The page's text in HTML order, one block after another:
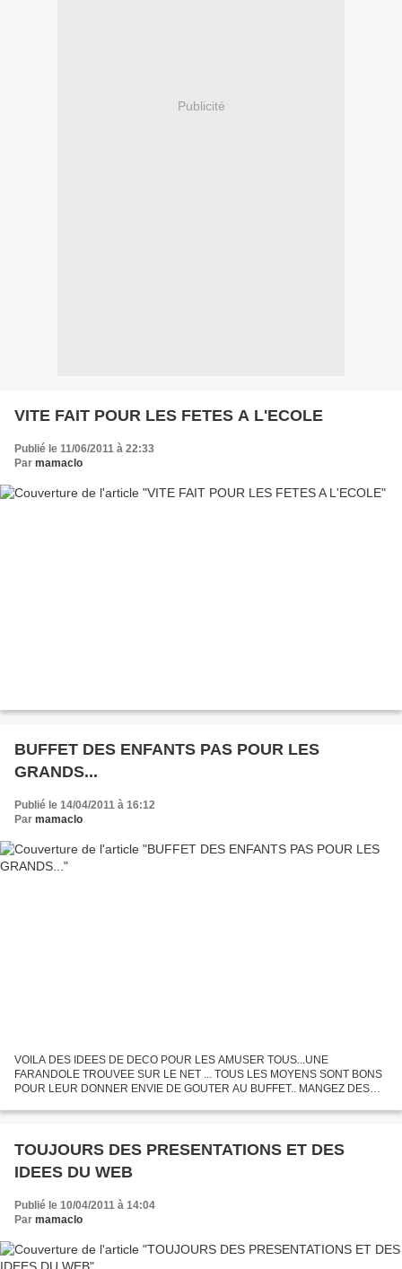
Publicité
VITE FAIT POUR LES FETES A L'ECOLE
Publié le 11/06/2011 à 22:33
Par mamaclo
BUFFET DES ENFANTS PAS POUR LES
GRANDS...
Publié le 14/04/2011 à 16:12
Par mamaclo
VOILA DES IDEES DE DECO POUR LES AMUSER TOUS...UNE
FARANDOLE TROUVEE SUR LE NET ... TOUS LES MOYENS SONT BONS
POUR LEUR DONNER ENVIE DE GOUTER AU BUFFET.. MANGEZ DES
...!! LA MENAGERIE DES...
TOUJOURS DES PRESENTATIONS ET DES
IDEES DU WEB
Publié le 10/04/2011 à 14:04
Par mamaclo